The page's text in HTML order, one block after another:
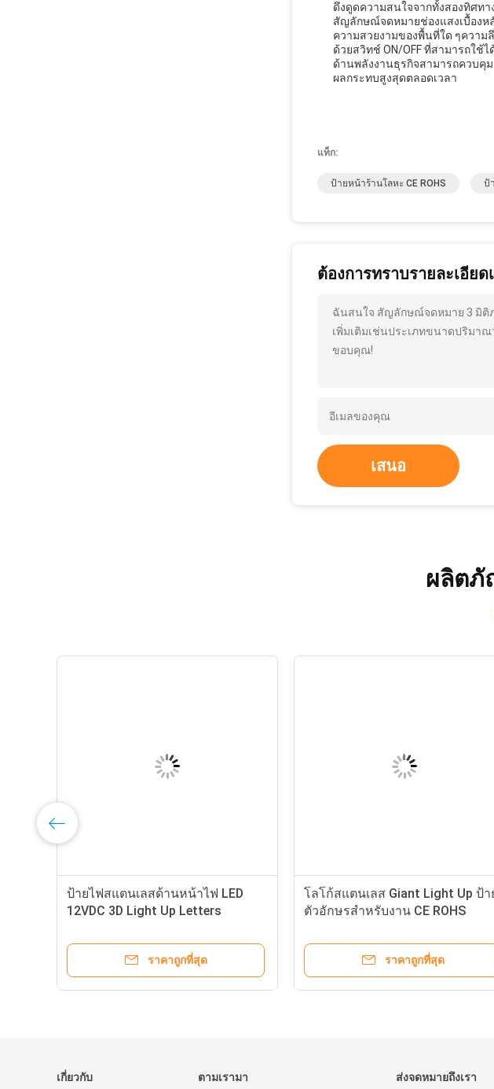
ดึงดูดความสนใจจากทั้งสองทิศท
สัญลักษณ์จดหมายช่องแสงเบื้องห
ความสวยงามของพื้นที่ใด ๆความ
ด้วยสวิทช์ ON/OFF ที่สามารถใ
ด้านพลังงานธุรกิจสามารถควบคุ
ผลกระทบสูงสุดตลอดเวลา
แท็ก:
ป้ายหน้าร้านโลหะ CE ROHS ป้
ต้องการทราบรายละเอีย
ฉันสนใจ สัญลักษณ์จดหมาย 3 มิติภ
เพิ่มเติมเช่นประเภทขนาดปริมา
ขอบคุณ!
เสนอ
ผลิต
ป้ายไฟสแตนเลสด้านหน้าไฟ LED
12VDC 3D Light Up Letters
ราคาถูกที่สุด
โลโก้สแตนเลส Giant Light Up ป้า
ตัวอักษรสำหรับงาน CE ROHS
ราคาถูกที่สุด
เกี่ยวกับ ตามเรามา ส่งจดหมายถึงเรา